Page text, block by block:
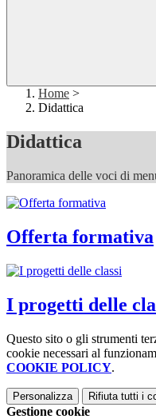
Home >
Didattica
Didattica
Panoramica delle voci di
Offerta formativa
I progetti delle
Questo sito o gli strumenti
cookie necessari al
COOKIE POLICY.
Personalizza Rifiuta tutti i
Gestione cookie